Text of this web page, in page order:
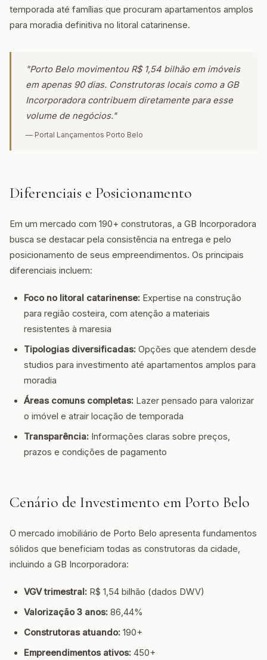
temporada até famílias que procuram apartamentos amplos
para moradia definitiva no litoral catarinense.
"Porto Belo movimentou R$ 1,54 bilhão em imóveis
em apenas 90 dias. Construtoras locais como a GB
Incorporadora contribuem diretamente para esse
volume de negócios."
— Portal Lançamentos Porto Belo
Diferenciais e Posicionamento
Em um mercado com 190+ construtoras, a GB Incorporadora
busca se destacar pela consistência na entrega e pelo
posicionamento de seus empreendimentos. Os principais
diferenciais incluem:
Foco no litoral catarinense: Expertise na construção
para região costeira, com atenção a materiais
resistentes à maresia
Tipologias diversificadas: Opções que atendem desde
studios para investimento até apartamentos amplos para
moradia
Áreas comuns completas: Lazer pensado para valorizar
o imóvel e atrair locação de temporada
Transparência: Informações claras sobre preços,
prazos e condições de pagamento
Cenário de Investimento em Porto Belo
O mercado imobiliário de Porto Belo apresenta fundamentos
sólidos que beneficiam todas as construtoras da cidade,
incluindo a GB Incorporadora:
VGV trimestral: R$ 1,54 bilhão (dados DWV)
Valorização 3 anos: 86,44%
Construtoras atuando: 190+
Empreendimentos ativos: 450+